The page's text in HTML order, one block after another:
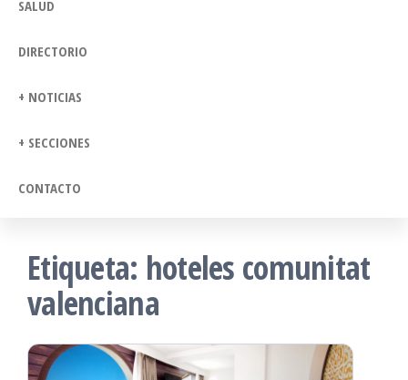
SALUD
DIRECTORIO
+ NOTICIAS
+ SECCIONES
CONTACTO
Etiqueta: hoteles comunitat
valenciana